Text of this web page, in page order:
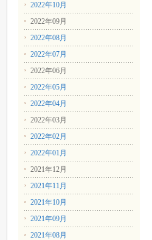
2022年10月
2022年09月
2022年08月
2022年07月
2022年06月
2022年05月
2022年04月
2022年03月
2022年02月
2022年01月
2021年12月
2021年11月
2021年10月
2021年09月
2021年08月